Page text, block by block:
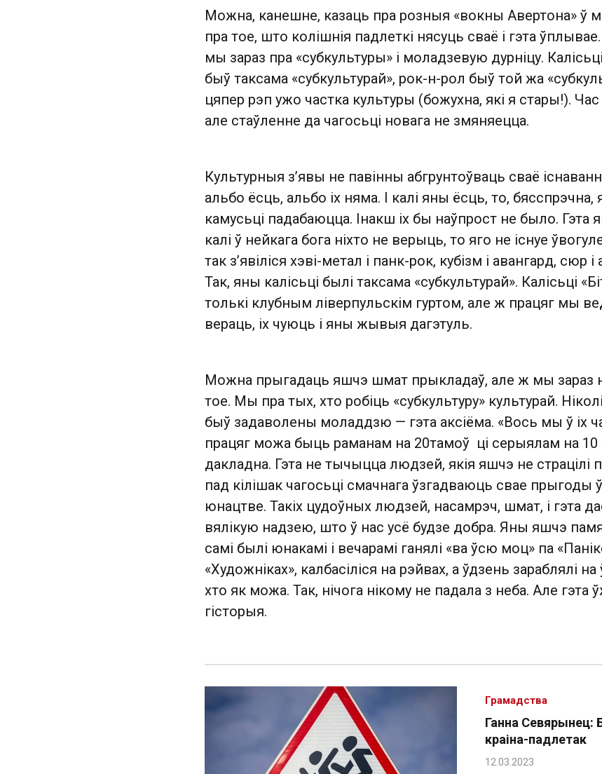
Можна, канешне, казаць пра розныя «вокны Авертона» ў
пра тое, што колішнія падлеткі нясуць сваё і гэта
мы зараз пра «субкультуры» і моладзевую дурніцу.
быў таксама «субкультурай», рок-н-рол быў той жа
цяпер рэп ужо частка культуры (божухна, які я стары!).
але стаўленне да чагосьці новага не змяняецца.
Культурныя з’явы не павінны абгрунтоўваць сваё
альбо ёсць, альбо іх няма. І калі яны ёсць, то, бясспрэчна,
камусьці падабаюцца. Інакш іх бы наўпрост не было. Гэта
калі ў нейкага бога ніхто не верыць, то яго не існуе
так з’явіліся хэві-метал і панк-рок, кубізм і авангард, сюр і
Так, яны калісьці былі таксама «субкультурай». Калісьці
толькі клубным ліверпульскім гуртом, але ж працяг мы
вераць, іх чуюць і яны жывыя дагэтуль.
Можна прыгадаць яшчэ шмат прыкладаў, але ж мы зараз
тое. Мы пра тых, хто робіць «субкультуру» культурай.
быў задаволены моладдзю — гэта аксіёма. «Вось мы ў іх
працяг можа быць раманам на 20тамоў ці серыялам на 10
дакладна. Гэта не тычыцца людзей, якія яшчэ не страцілі
пад кілішак чагосьці смачнага ўзгадваюць свае прыгоды ў
юнацтве. Такіх цудоўных людзей, насамрэч, шмат, і гэта
вялікую надзею, што ў нас усё будзе добра. Яны яшчэ
самі былі юнакамі і вечарамі ганялі «ва ўсю моц» па
«Художніках», калбасіліся на рэйвах, а ўдзень зараблялі на
хто як можа. Так, нічога нікому не падала з неба. Але гэта
гісторыя.
Ганна Севярынец:
краіна-падлетак
Грамадства